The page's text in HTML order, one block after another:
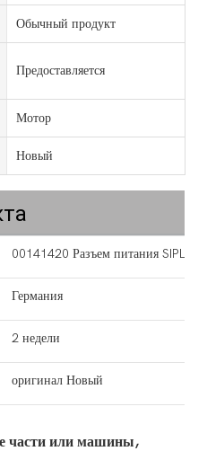
Обычный продукт
Предоставляется
Мотор
Новый
00141420 Разъем питания
Германия
2 недели
оригинал Новый
части или машины,